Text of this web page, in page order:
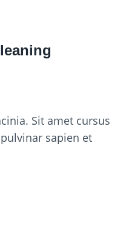
Sit amet cursus
sapien et